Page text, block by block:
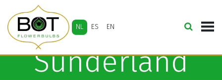
NL ES EN
Sunderland